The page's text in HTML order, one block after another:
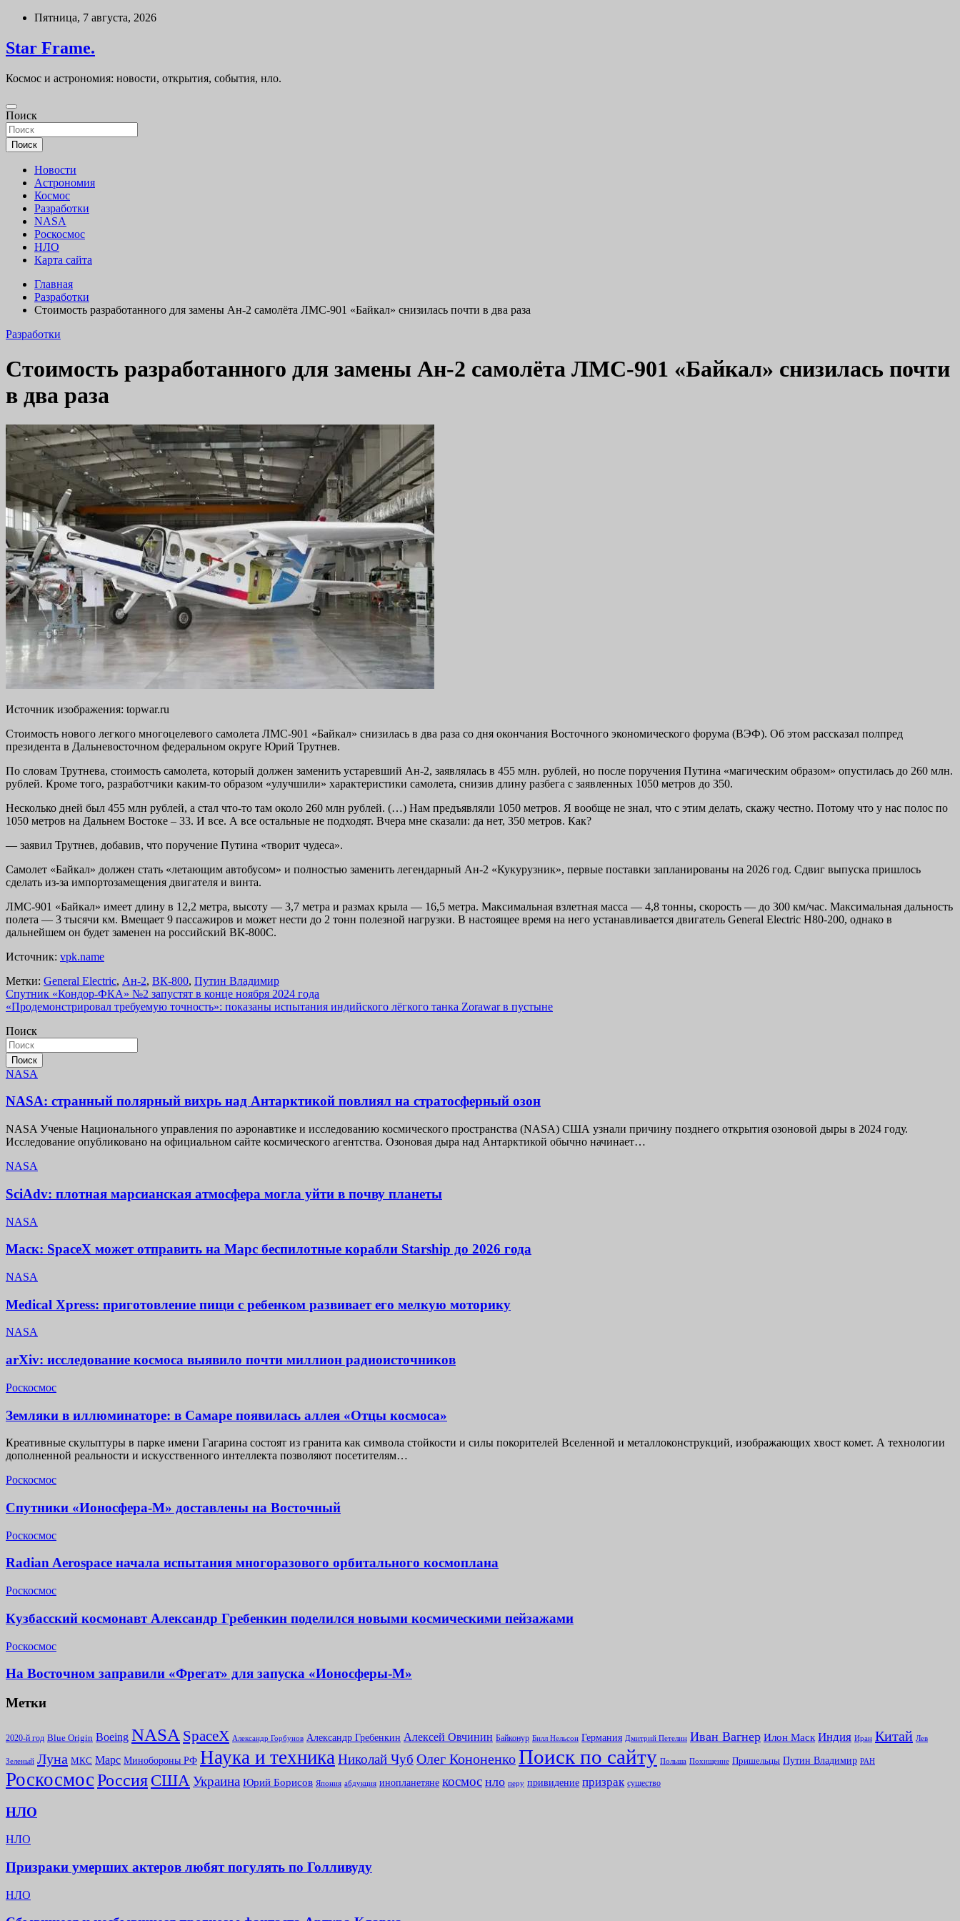
Перейти
содержимому
Пятница, 7 августа, 2026
Star Frame.
Космос и астрономия: новости, открытия, события, нло.
Поиск
Поиск
Новости
Астрономия
Космос
Разработки
NASA
Роскосмос
НЛО
Карта сайта
Главная
Разработки
Стоимость разработанного для замены Ан-2 самолёта ЛМС-901 «Байкал» снизилась почти в два раза
Разработки
Стоимость разработанного для замены Ан-2 самолёта ЛМС-901 «Байкал» снизилась почти
в два раза
Источник изображения: topwar.ru
Стоимость нового легкого многоцелевого самолета ЛМС-901 «Байкал» снизилась в два раза со дня окончания Восточного экономического форума (ВЭФ). Об этом рассказал полпред
президента в Дальневосточном федеральном округе Юрий Трутнев.
По словам Трутнева, стоимость самолета, который должен заменить устаревший Ан-2, заявлялась в 455 млн. рублей, но после поручения Путина «магическим образом» опустилась до 260 млн.
рублей. Кроме того, разработчики каким-то образом «улучшили» характеристики самолета, снизив длину разбега с заявленных 1050 метров до 350.
Несколько дней был 455 млн рублей, а стал что-то там около 260 млн рублей. (…) Нам предъявляли 1050 метров. Я вообще не знал, что с этим делать, скажу честно. Потому что у нас полос по
1050 метров на Дальнем Востоке – 33. И все. А все остальные не подходят. Вчера мне сказали: да нет, 350 метров. Как?
— заявил Трутнев, добавив, что поручение Путина «творит чудеса».
Самолет «Байкал» должен стать «летающим автобусом» и полностью заменить легендарный Ан-2 «Кукурузник», первые поставки запланированы на 2026 год. Сдвиг выпуска пришлось
сделать из-за импортозамещения двигателя и винта.
ЛМС-901 «Байкал» имеет длину в 12,2 метра, высоту — 3,7 метра и размах крыла — 16,5 метра. Максимальная взлетная масса — 4,8 тонны, скорость — до 300 км/час. Максимальная дальность
полета — 3 тысячи км. Вмещает 9 пассажиров и может нести до 2 тонн полезной нагрузки. В настоящее время на него устанавливается двигатель General Electric H80-200, однако в
дальнейшем он будет заменен на российский ВК-800С.
Источник: vpk.name
Метки: General Electric, Ан-2, ВК-800, Путин Владимир
Навигация
по
записям
Спутник «Кондор-ФКА» №2 запустят в конце ноября 2024 года
«Продемонстрировал требуемую точность»: показаны испытания индийского лёгкого танка Zorawar в пустыне
Поиск
Поиск
NASA
NASA: странный полярный вихрь над Антарктикой повлиял на стратосферный озон
NASA Ученые Национального управления по аэронавтике и исследованию космического пространства (NASA) США узнали причину позднего открытия озоновой дыры в 2024 году.
Исследование опубликовано на официальном сайте космического агентства. Озоновая дыра над Антарктикой обычно начинает…
NASA
SciAdv: плотная марсианская атмосфера могла уйти в почву планеты
NASA
Маск: SpaceX может отправить на Марс беспилотные корабли Starship до 2026 года
NASA
Medical Xpress: приготовление пищи с ребенком развивает его мелкую моторику
NASA
arXiv: исследование космоса выявило почти миллион радиоисточников
Роскосмос
Земляки в иллюминаторе: в Самаре появилась аллея «Отцы космоса»
Креативные скульптуры в парке имени Гагарина состоят из гранита как символа стойкости и силы покорителей Вселенной и металлоконструкций, изображающих хвост комет. А технологии
дополненной реальности и искусственного интеллекта позволяют посетителям…
Роскосмос
Спутники «Ионосфера-М» доставлены на Восточный
Роскосмос
Radian Aerospace начала испытания многоразового орбитального космоплана
Роскосмос
Кузбасский космонавт Александр Гребенкин поделился новыми космическими пейзажами
Роскосмос
На Восточном заправили «Фрегат» для запуска «Ионосферы-М»
Метки
2020-й год Blue Origin Boeing NASA SpaceX Александр Горбунов Александр Гребенкин Алексей Овчинин Байконур Билл Нельсон Германия Дмитрий Петелин Иван Вагнер Илон Маск Индия Иран Китай Лев
Зеленый Луна МКС Марс Минoбороны РФ Наука и техника Николай Чуб Олег КононенкоПоиск по сайту Польша Похищение Пришельцы Путин Владимир РАН
РоскосмосРоссияСША Украина Юрий Борисов Япония абдукция инопланетяне космос нло перу привидение призрак существо
НЛО
НЛО
Призраки умерших актеров любят погулять по Голливуду
НЛО